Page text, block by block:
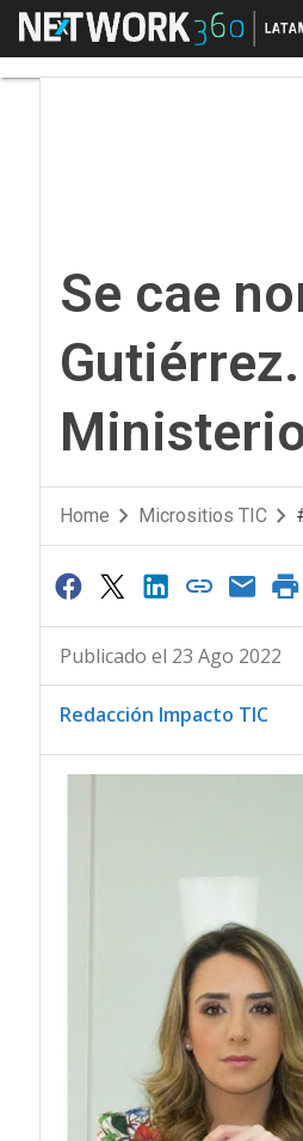
Menú
Se cae
Home Micrositios TIC
Publicado el 23 Ago 2022
Redacción Impacto TIC